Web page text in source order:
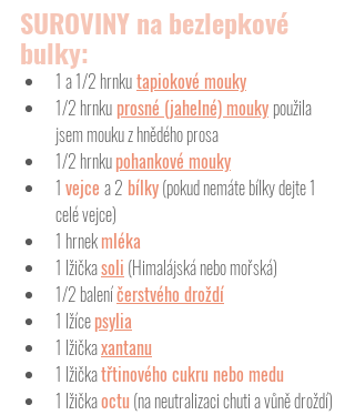
SUROVINY na bezlepkové
bulky:
1 a 1/2 hrnkutapiokové mouky
1/2 hrnku prosné (jahelné) mouky použila
jsem mouku z hnědého prosa
1/2 hrnku pohankové mouky
1 vejce a 2 bílky (pokud nemáte bílky dejte 1
celé vejce)
1 hrnek mléka
1 lžička soli (Himalájská nebo mořská)
1/2 baleníčerstvého droždí
1 lžíce psylia
1 lžička xantanu
1 lžička třtinového cukru nebo medu
1 lžička octu (na neutralizaci chuti a vůně droždí)